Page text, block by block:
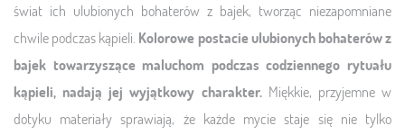
świat ich ulubionych bohaterów z bajek, tworząc niezapomniane
chwile podczas kąpieli. Kolorowe postacie ulubionych bohaterów z
bajek towarzyszące maluchom podczas codziennego rytuału
kąpieli, nadają jej wyjątkowy charakter.Miękkie, przyjemne w
dotyku materiały sprawiają, że każde mycie staje się nie tylko